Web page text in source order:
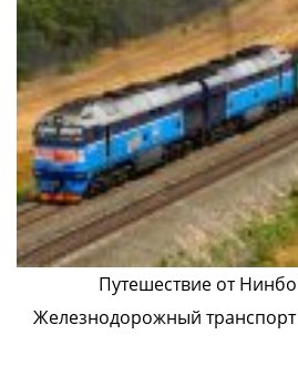
Путешествие от
Железнодорожный